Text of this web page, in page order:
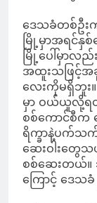
ဒေသခံတစ်ဦး
မြို့မှာအရင်နှ
မြို့ပေါ်မှာလ
အထူးသဖြင့်အ
လေးကိုမရှိဘူး
မှာ ဝယ်ယူလို့ရ
စစ်ကောင်စီက
ရိက္ခာနဲ့ပက်သက်
ဆေးဝါးတွေသ
စစ်ဆေးတယ်။
ကြောင့် ဒေသခံ